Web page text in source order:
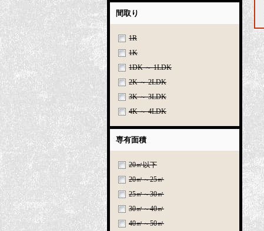
間取り
1R
1K
1DK ～ 1LDK
2K ～ 2LDK
3K ～ 3LDK
4K ～ 4LDK
専有面積
20㎡以下
20㎡～25㎡
25㎡～30㎡
30㎡～40㎡
40㎡～50㎡